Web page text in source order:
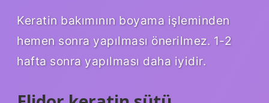
Keratin bakımının boyama işleminden
hemen sonra yapılması önerilmez. 1-2
hafta sonra yapılması daha iyidir.